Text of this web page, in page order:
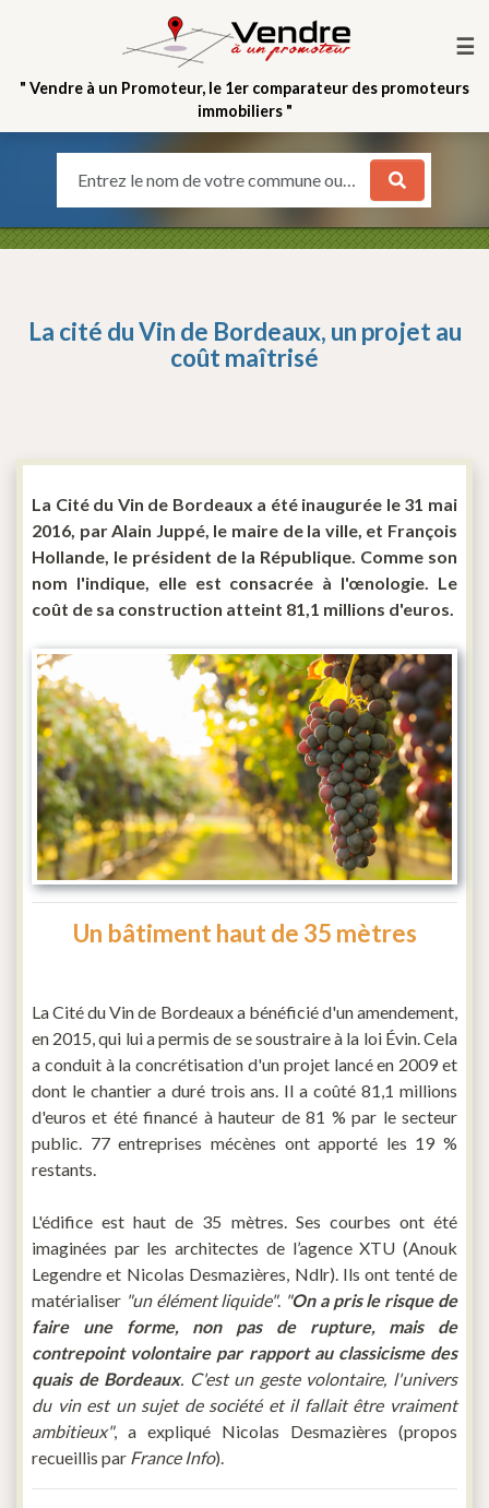
☰
" Vendre à un Promoteur, le 1er comparateur des promoteurs
immobiliers "
Entrez le nom de votre commune ou votre quartier
La cité du Vin de Bordeaux, un projet au
coût maîtrisé
La Cité du Vin de Bordeaux a été inaugurée le 31 mai
2016, par Alain Juppé, le maire de la ville, et François
Hollande, le président de la République. Comme son
nom l'indique, elle est consacrée à l'œnologie. Le
coût de sa construction atteint 81,1 millions d'euros.
Un bâtiment haut de 35 mètres
La Cité du Vin de Bordeaux a bénéficié d'un amendement,
en 2015, qui lui a permis de se soustraire à la loi Évin. Cela
a conduit à la concrétisation d'un projet lancé en 2009 et
dont le chantier a duré trois ans. Il a coûté 81,1 millions
d'euros et été financé à hauteur de 81 % par le secteur
public. 77 entreprises mécènes ont apporté les 19 %
restants.
L'édifice est haut de 35 mètres. Ses courbes ont été
imaginées par les architectes de l’agence XTU (Anouk
Legendre et Nicolas Desmazières, Ndlr). Ils ont tenté de
matérialiser "un élément liquide". "On a pris le risque de
faire une forme, non pas de rupture, mais de
contrepoint volontaire par rapport au classicisme des
quais de Bordeaux. C'est un geste volontaire, l'univers
du vin est un sujet de société et il fallait être vraiment
ambitieux", a expliqué Nicolas Desmazières (propos
recueillis par France Info).